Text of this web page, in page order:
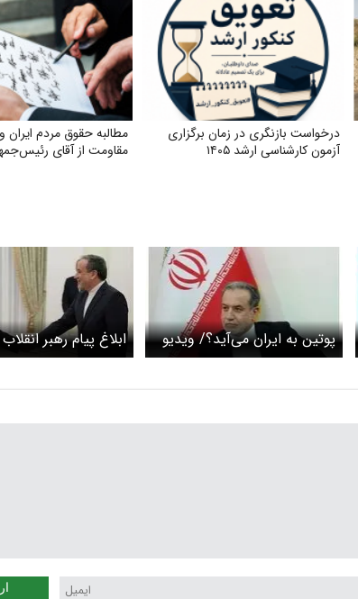
درخواست بازنگری در زمان برگزاری
آزمون کارشناسی ارشد ۱۴۰۵
مطالبه حقوق مردم ایران
مقاومت از آقای
پوتین به ایران می‌آید؟/ ویدیو
ابلاغ پیام رهبر
توسط عراقچی